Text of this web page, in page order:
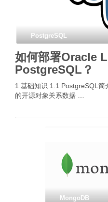
PostgreSQL
如何部署Oracle
PostgreSQL？
1 基础知识 1.1 PostgreSQL
的开源对象关系数据 …
MongoDB